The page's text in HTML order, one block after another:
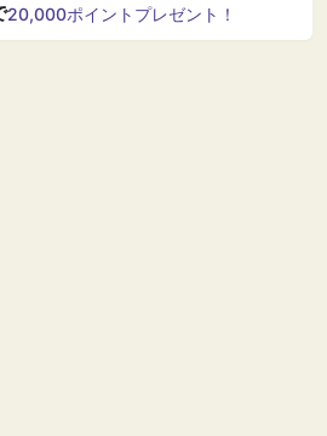
20,000ポイントプレゼント！